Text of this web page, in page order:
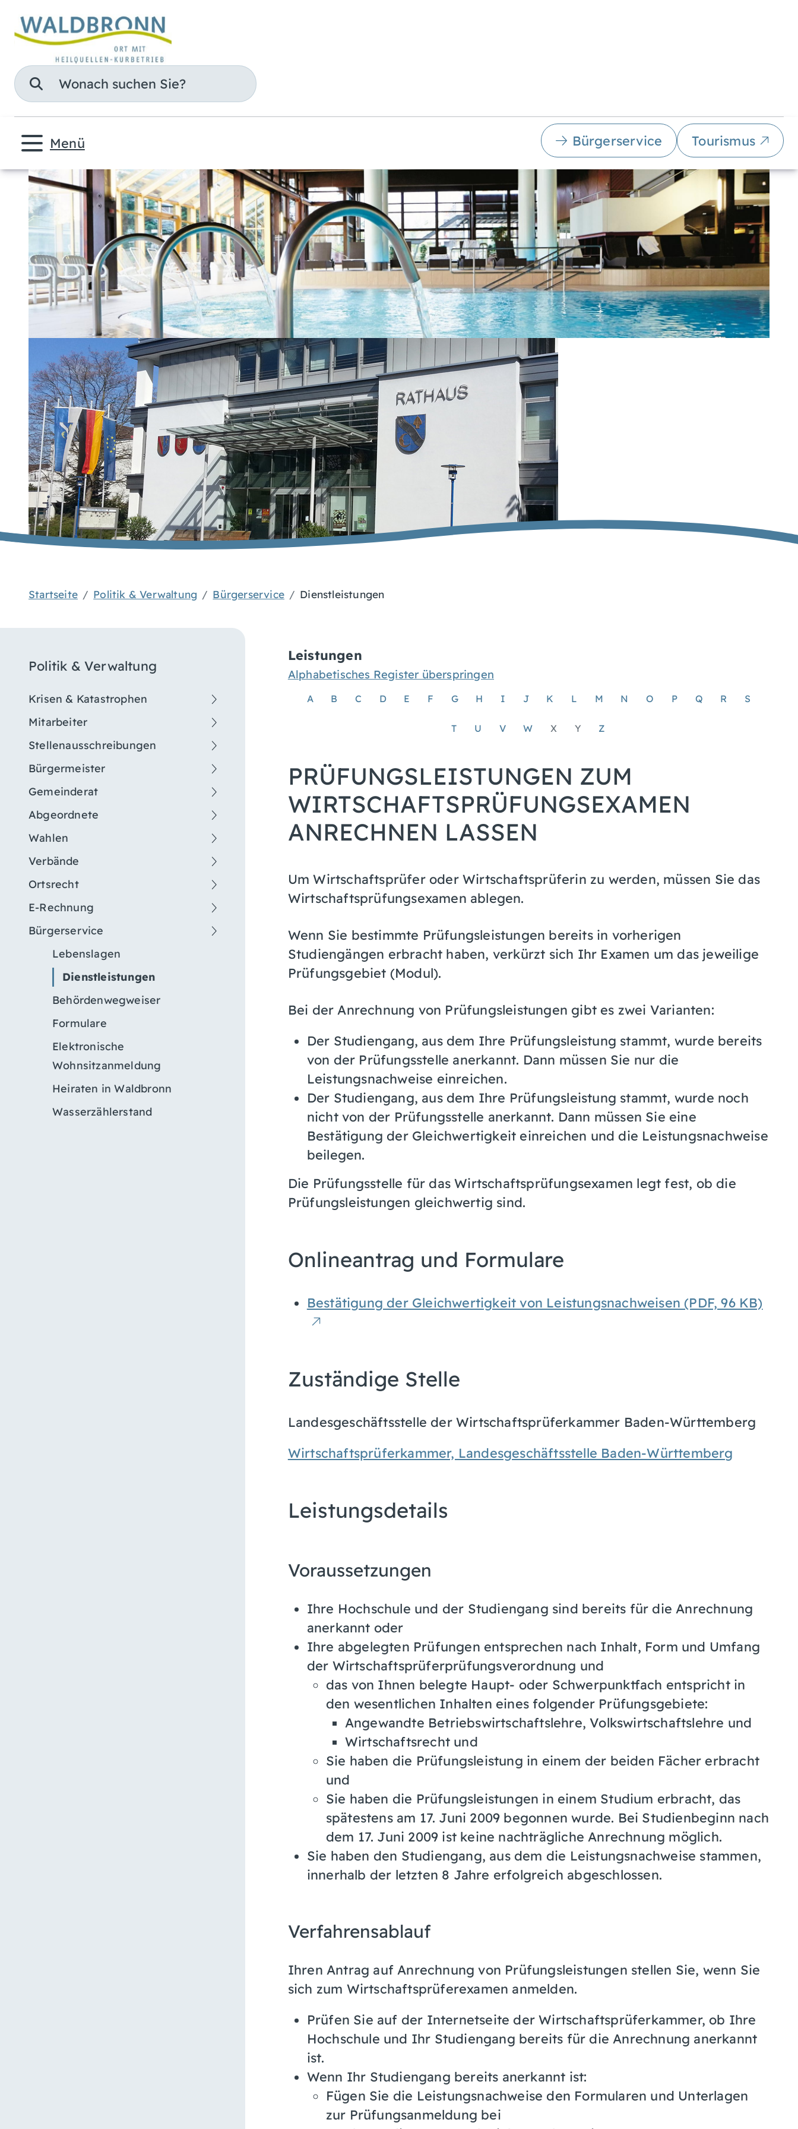
Suche
Menü Bürgerservice Tourismus
Startseite Politik & Verwaltung Bürgerservice Dienstleistungen
Politik & Verwaltung
Krisen & Katastrophen
Mitarbeiter
Stellenausschreibungen
Bürgermeister
Gemeinderat
Abgeordnete
Wahlen
Verbände
Ortsrecht
E-Rechnung
Bürgerservice
Lebenslagen
Dienstleistungen
Behördenwegweiser
Formulare
Elektronische
Wohnsitzanmeldung
Heiraten in Waldbronn
Wasserzählerstand
Leistungen
Alphabetisches Register überspringen
A B C D E F G H I J K L M N O P Q R S
T U V W X Y Z
PRÜFUNGSLEISTUNGEN ZUM
WIRTSCHAFTSPRÜFUNGSEXAMEN
ANRECHNEN LASSEN
Um Wirtschaftsprüfer oder Wirtschaftsprüferin zu werden, müssen Sie das
Wirtschaftsprüfungsexamen ablegen.
Wenn Sie bestimmte Prüfungsleistungen bereits in vorherigen
Studiengängen erbracht haben, verkürzt sich Ihr Examen um das jeweilige
Prüfungsgebiet (Modul).
Bei der Anrechnung von Prüfungsleistungen gibt es zwei Varianten:
Der Studiengang, aus dem Ihre Prüfungsleistung stammt, wurde bereits
von der Prüfungsstelle anerkannt. Dann müssen Sie nur die
Leistungsnachweise einreichen.
Der Studiengang, aus dem Ihre Prüfungsleistung stammt, wurde noch
nicht von der Prüfungsstelle anerkannt. Dann müssen Sie eine
Bestätigung der Gleichwertigkeit einreichen und die Leistungsnachweise
beilegen.
Die Prüfungsstelle für das Wirtschaftsprüfungsexamen legt fest, ob die
Prüfungsleistungen gleichwertig sind.
Onlineantrag und Formulare
Bestätigung der Gleichwertigkeit von Leistungsnachweisen (PDF, 96 KB)
Zuständige Stelle
Landesgeschäftsstelle der Wirtschaftsprüferkammer Baden-Württemberg
Wirtschaftsprüferkammer, Landesgeschäftsstelle Baden-Württemberg
Leistungsdetails
Voraussetzungen
Ihre Hochschule und der Studiengang sind bereits für die Anrechnung
anerkannt oder
Ihre abgelegten Prüfungen entsprechen nach Inhalt, Form und Umfang
der Wirtschaftsprüferprüfungsverordnung und
das von Ihnen belegte Haupt- oder Schwerpunktfach entspricht in
den wesentlichen Inhalten eines folgender Prüfungsgebiete:
Angewandte Betriebswirtschaftslehre, Volkswirtschaftslehre und
Wirtschaftsrecht und
Sie haben die Prüfungsleistung in einem der beiden Fächer erbracht
und
Sie haben die Prüfungsleistungen in einem Studium erbracht, das
spätestens am 17. Juni 2009 begonnen wurde. Bei Studienbeginn nach
dem 17. Juni 2009 ist keine nachträgliche Anrechnung möglich.
Sie haben den Studiengang, aus dem die Leistungsnachweise stammen,
innerhalb der letzten 8 Jahre erfolgreich abgeschlossen.
Verfahrensablauf
Ihren Antrag auf Anrechnung von Prüfungsleistungen stellen Sie, wenn Sie
sich zum Wirtschaftsprüferexamen anmelden.
Prüfen Sie auf der Internetseite der Wirtschaftsprüferkammer, ob Ihre
Hochschule und Ihr Studiengang bereits für die Anrechnung anerkannt
ist.
Wenn Ihr Studiengang bereits anerkannt ist:
Fügen Sie die Leistungsnachweise den Formularen und Unterlagen
zur Prüfungsanmeldung bei